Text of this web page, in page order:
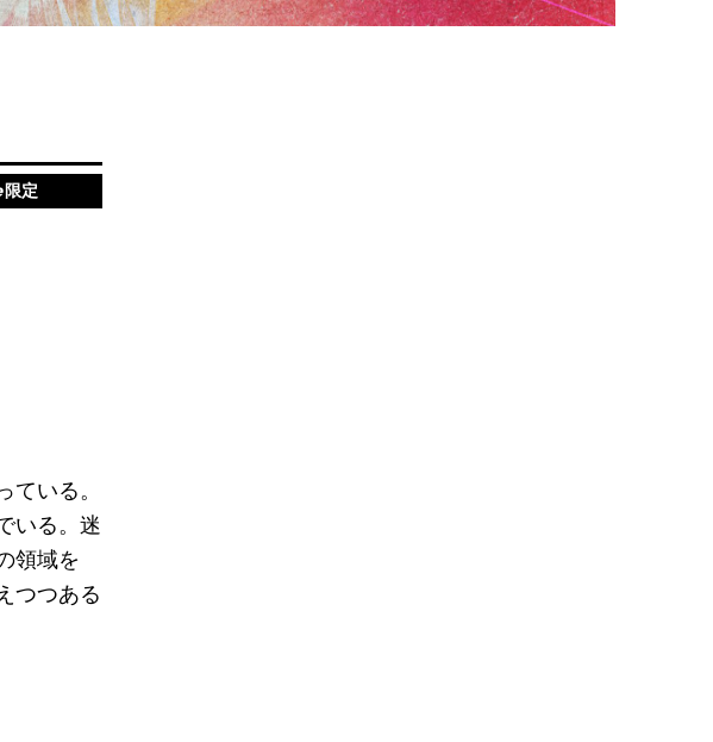
限定
いる。
いる。迷
領域を
つつある